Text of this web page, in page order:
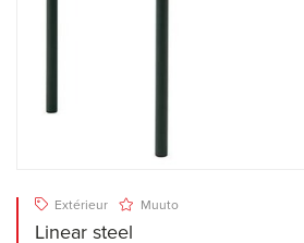
Extérieur Muuto
Linear steel